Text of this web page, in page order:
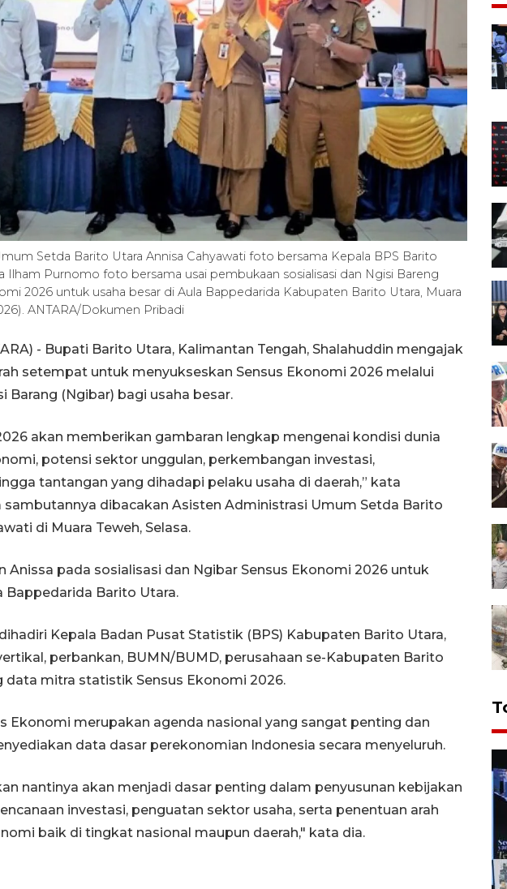
Setda Barito Utara Annisa Cahyawati foto bersama Kepala BPS Barito
Ilham Purnomo foto bersama usai pembukaan sosialisasi dan Ngisi Bareng
2026 untuk usaha besar di Aula Bappedarida Kabupaten Barito Utara, Muara
ANTARA/Dokumen Pribadi
- Bupati Barito Utara, Kalimantan Tengah, Shalahuddin mengajak
setempat untuk menyukseskan Sensus Ekonomi 2026 melalui
Barang (Ngibar) bagi usaha besar.
akan memberikan gambaran lengkap mengenai kondisi dunia
potensi sektor unggulan, perkembangan investasi,
tantangan yang dihadapi pelaku usaha di daerah,” kata
sambutannya dibacakan Asisten Administrasi Umum Setda Barito
di Muara Teweh, Selasa.
Anissa pada sosialisasi dan Ngibar Sensus Ekonomi 2026 untuk
Bappedarida Barito Utara.
Kepala Badan Pusat Statistik (BPS) Kabupaten Barito Utara,
perbankan, BUMN/BUMD, perusahaan se-Kabupaten Barito
data mitra statistik Sensus Ekonomi 2026.
Ekonomi merupakan agenda nasional yang sangat penting dan
data dasar perekonomian Indonesia secara menyeluruh.
nantinya akan menjadi dasar penting dalam penyusunan kebijakan
investasi, penguatan sektor usaha, serta penentuan arah
baik di tingkat nasional maupun daerah," kata dia.